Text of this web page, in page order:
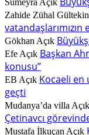
Sümeyra Açık
Zahide Zühal Gültekin
Gökhan Açık
Efe Açık Başkan
konusu”
EB Açık Kocaeli en
geçti
Mudanya’da villa Açık
Çetinavcı
Mustafa İlkuçan Açık